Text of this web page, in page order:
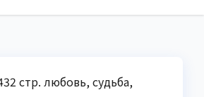
стр. любовь, судьба,